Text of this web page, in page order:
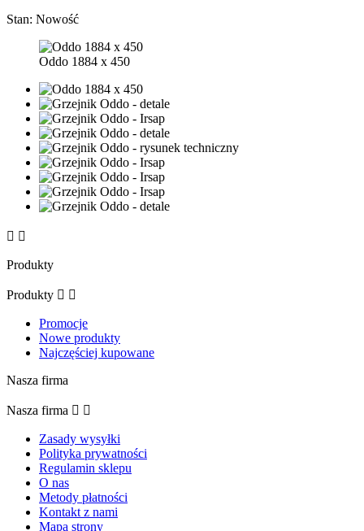
Stan: Nowość
Oddo 1884 x 450
 
Produkty
Produkty  
Promocje
Nowe produkty
Najczęściej kupowane
Nasza firma
Nasza firma  
Zasady wysyłki
Polityka prywatności
Regulamin sklepu
O nas
Metody płatności
Kontakt z nami
Mapa strony